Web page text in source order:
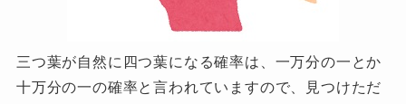
三つ葉が自然に四つ葉になる確率は、一万分の一とか
十万分の一の確率と言われていますので、見つけただ